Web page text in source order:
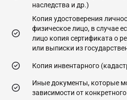
наследства и др.)
Копия удостоверения
физическое лицо, в случае
лицо копия сертификата о
или выписки из
Копия инвентарного
Иные документы, которые
зависимости от